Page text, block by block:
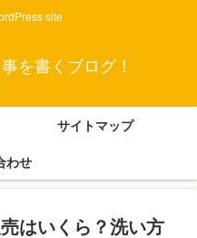
site
を書くブログ！
サイトマップ
わせ
はいくら？洗い方